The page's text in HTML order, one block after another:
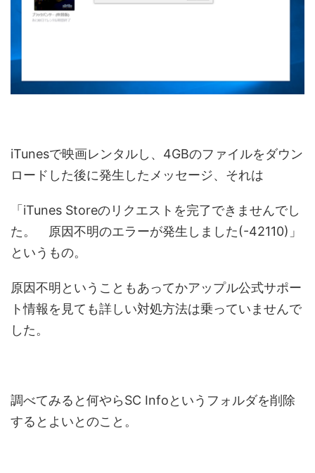
iTunesで映画レンタルし、4GBのファイルをダウン
ロードした後に発生したメッセージ、それは
「iTunes Storeのリクエストを完了できませんでし
た。 原因不明のエラーが発生しました(-42110)」
というもの。
原因不明ということもあってかアップル公式サポー
ト情報を見ても詳しい対処方法は乗っていませんで
した。
調べてみると何やらSC Infoというフォルダを削除
するとよいとのこと。